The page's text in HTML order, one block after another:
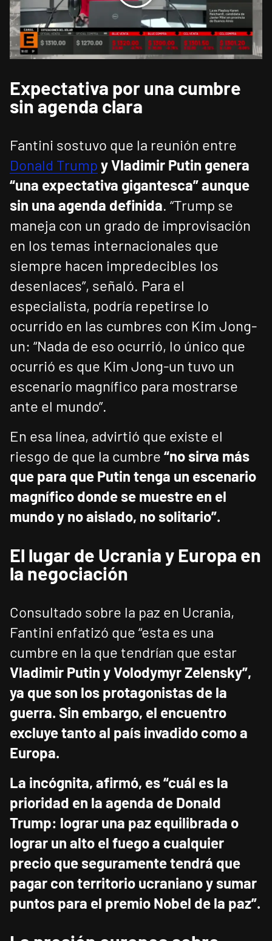
Expectativa por una cumbre
sin agenda clara
Fantini sostuvo que la reunión entre
Donald Trump y Vladimir Putin genera
“una expectativa gigantesca” aunque
sin una agenda definida. “Trump se
maneja con un grado de improvisación
en los temas internacionales que
siempre hacen impredecibles los
desenlaces”, señaló. Para el
especialista, podría repetirse lo
ocurrido en las cumbres con Kim Jong-
un: “Nada de eso ocurrió, lo único que
ocurrió es que Kim Jong-un tuvo un
escenario magnífico para mostrarse
ante el mundo”.
En esa línea, advirtió que existe el
riesgo de que la cumbre “no sirva más
que para que Putin tenga un escenario
magnífico donde se muestre en el
mundo y no aislado, no solitario”.
El lugar de Ucrania y Europa en
la negociación
Consultado sobre la paz en Ucrania,
Fantini enfatizó que “esta es una
cumbre en la que tendrían que estar
Vladimir Putin y Volodymyr Zelensky”,
ya que son los protagonistas de la
guerra. Sin embargo, el encuentro
excluye tanto al país invadido como a
Europa.
La incógnita, afirmó, es “cuál es la
prioridad en la agenda de Donald
Trump: lograr una paz equilibrada o
lograr un alto el fuego a cualquier
precio que seguramente tendrá que
pagar con territorio ucraniano y sumar
puntos para el premio Nobel de la paz”.